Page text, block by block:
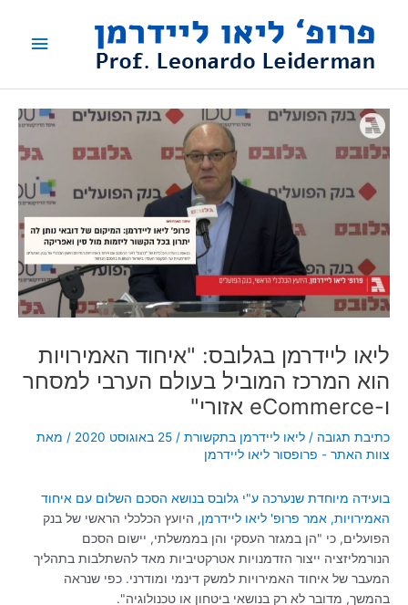
ראשי
ליאו ליידרמן בגלובס: "איחוד האמירויות
הוא המרכז המוביל בעולם הערבי למסחר
ו-eCommerce אזורי"
כתיבת תגובה / ליאו ליידרמן בתקשורת / 25 באוגוסט 2020
/ מאת
צוות האתר - פרופסור ליאו ליידרמן
בועידה מיוחדת שנערכה ע"י גלובס בנושא הסכם השלום עם איחוד
האמירויות, אמר פרופ' ליאו ליידרמן, היועץ הכלכלי הראשי של בנק
הפועלים, כי "הן במגזר העסקי והן בממשלתי, יישום הסכם
הנורמליזציה ייצור הזדמנויות אטרקטיביות מאד להשתלבות בתהליך
המעבר של איחוד האמירויות למשק דינמי ומודרני. כפי שנראה
בהמשך, מדובר לא רק בנושאי ביטחון או טכנולוגיה".